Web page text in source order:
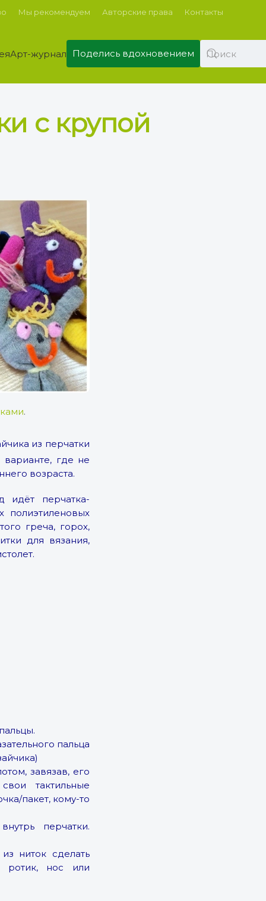
Мы рекомендуем Авторские права Контакты
Арт-журнал Поделись вдохновением
с крупой
.
из перчатки
где не
возраста.
идёт перчатка-
полиэтиленовых
греча, горох,
для вязания,
пальца
завязав, его
тактильные
пакет, кому-то
перчатки.
ниток сделать
ротик, нос или